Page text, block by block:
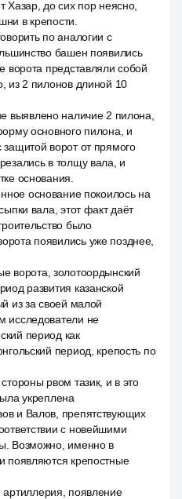
Хазар, до сих пор неясно,
в крепости.
по аналогии с
башен появились
ворота представляли собой
из 2 пилонов длиной 10
выявлено наличие 2 пилона,
основного пилона, и
ворот от прямого
в толщу вала, и
основания.
основание покоилось на
вала, этот факт даёт
было
появились уже позднее,
ворота, золотоордынский
развития казанской
из за своей малой
исследователи не
период как
период, крепость по
рвом тазик, и в это
укреплена
и Валов, препятствующих
с новейшими
Возможно, именно в
появляются крепостные
появление